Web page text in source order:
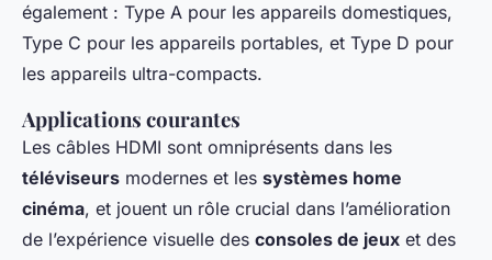
également : Type A pour les appareils domestiques,
Type C pour les appareils portables, et Type D pour
les appareils ultra-compacts.
Applications courantes
Les câbles HDMI sont omniprésents dans les
téléviseurs modernes et les systèmes home
cinéma, et jouent un rôle crucial dans l’amélioration
de l’expérience visuelle des consoles de jeux et des